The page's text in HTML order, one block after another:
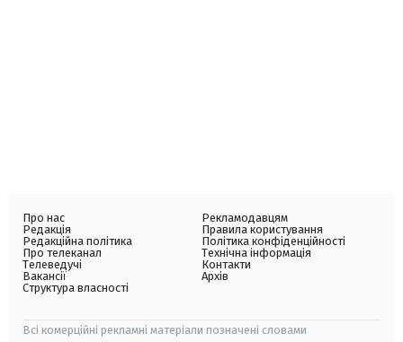
Про нас
Редакція
Редакційна політика
Про телеканал
Телеведучі
Вакансії
Структура власності
Рекламодавцям
Правила користування
Політика конфіденційності
Технічна інформація
Контакти
Архів
Всі комерційні рекламні матеріали позначені словами